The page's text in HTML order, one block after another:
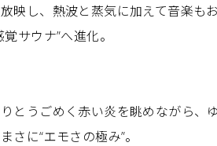
映し、熱波と蒸気に加えて音楽
サウナ”へ進化。
とうごめく赤い炎を眺めながら
に“エモさの極み”。